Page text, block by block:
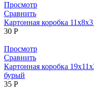
Просмотр
Сравнить
Картонная коробка
30 Р
Просмотр
Сравнить
Картонная коробка
бурый
35 Р